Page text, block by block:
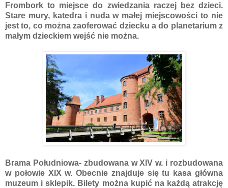
Frombork to miejsce do zwiedzania raczej bez dzieci.
Stare mury, katedra i nuda w małej miejscowości to nie
jest to, co można zaoferować dziecku a do planetarium z
małym dzieckiem wejść nie można.
Brama Południowa- zbudowana w XIV w. i rozbudowana
w połowie XIX w. Obecnie znajduje się tu kasa główna
muzeum i sklepik. Bilety można kupić na każdą atrakcję